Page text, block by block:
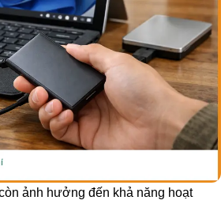
ảnh hưởng đến khả năng hoạt